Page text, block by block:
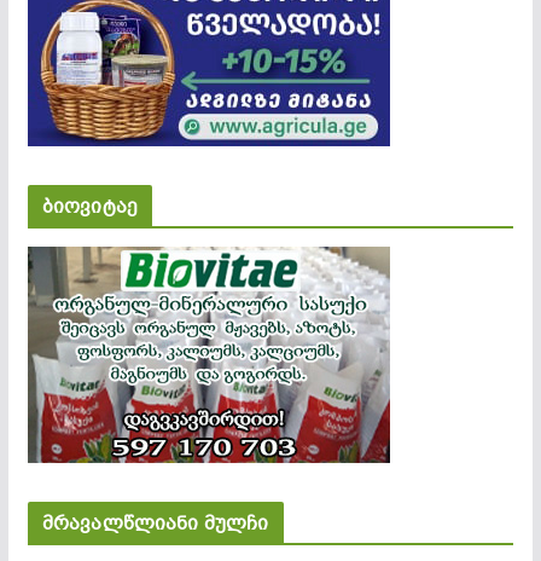
ბიოვიტაე
მრავალწლიანი მულჩი